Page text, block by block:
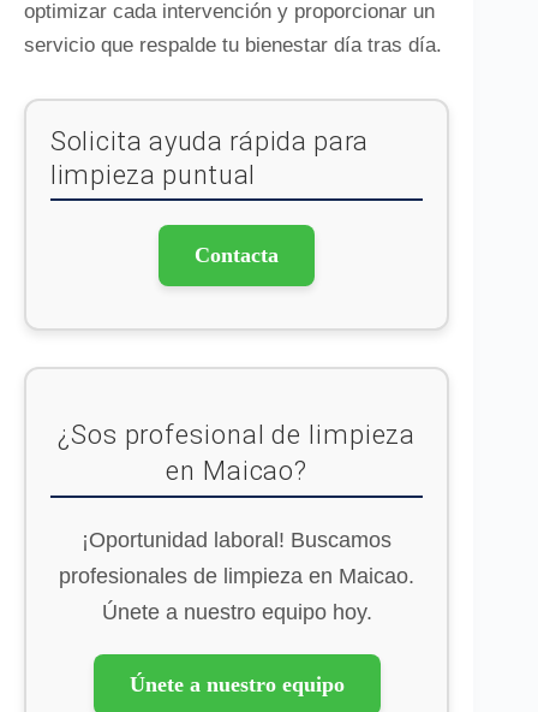
optimizar cada intervención y proporcionar un
servicio que respalde tu bienestar día tras día.
Solicita ayuda rápida para
limpieza puntual
Contacta
¿Sos profesional de limpieza
en Maicao?
¡Oportunidad laboral! Buscamos
profesionales de limpieza en Maicao.
Únete a nuestro equipo hoy.
Únete a nuestro equipo